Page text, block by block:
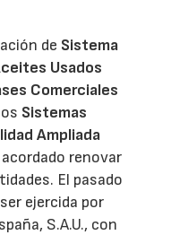
de Sistema
Usados
Comerciales
Sistemas
Ampliada
renovar
El pasado
ejercida por
S.A.U., con